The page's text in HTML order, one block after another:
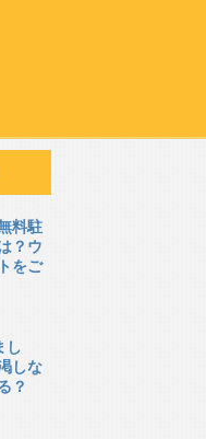
料駐
？ウ
をご
し
しな
？